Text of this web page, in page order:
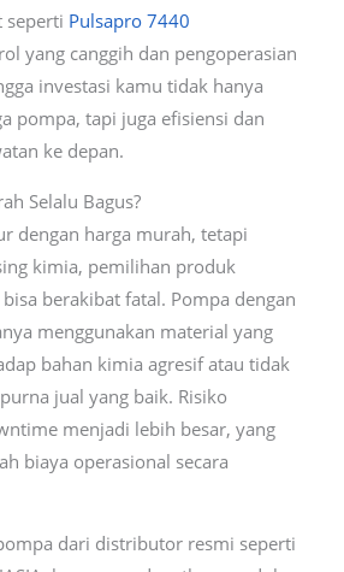
seperti Pulsapro 7440
yang canggih dan pengoperasian
investasi kamu tidak hanya
pompa, tapi juga efisiensi dan
ke depan.
Selalu Bagus?
dengan harga murah, tetapi
kimia, pemilihan produk
berakibat fatal. Pompa dengan
menggunakan material yang
bahan kimia agresif atau tidak
jual yang baik. Risiko
menjadi lebih besar, yang
biaya operasional secara
dari distributor resmi seperti